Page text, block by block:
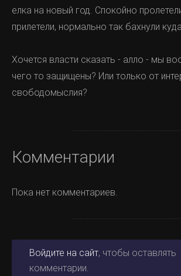
елка на новый год. Спокойно
прилетели, нормально так бахнули
Хочется власти сказать - алло - мы
чего то защищены? Или только от
свободомыслия?
Комментарии
Пока нет комментариев.
Войдите на сайт, чтобы оставлять
комментарии.